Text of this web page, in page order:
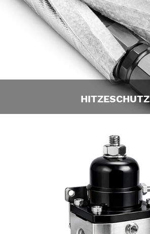
HITZESCHUTZ